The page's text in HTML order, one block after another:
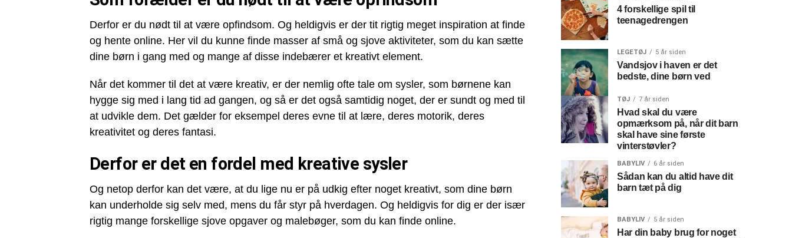
Derfor er du nødt til at være opfindsom. Og heldigvis er der tit rigtig meget inspiration at finde
og hente online. Her vil du kunne finde masser af små og sjove aktiviteter, som du kan sætte
dine børn i gang med og mange af disse indebærer et kreativt element.
Når det kommer til det at være kreativ, er der nemlig ofte tale om sysler, som børnene kan
hygge sig med i lang tid ad gangen, og så er det også samtidig noget, der er sundt og med til
at udvikle dem. Det gælder for eksempel deres evne til at lære, deres motorik, deres
kreativitet og deres fantasi.
Derfor er det en fordel med kreative sysler
Og netop derfor kan det være, at du lige nu er på udkig efter noget kreativt, som dine børn
kan underholde sig selv med, mens du får styr på hverdagen. Og heldigvis for dig er der især
rigtig mange forskellige sjove opgaver og malebøger, som du kan finde online.
4 forskellige spil til
teenagedrengen
LEGETØJ 5 år siden
Vandsjov i haven er det
bedste, dine børn ved
TØJ 7 år siden
Hvad skal du være
opmærksom på, når dit barn
skal have sine første
vinterstøvler?
BABYLIV 6 år siden
Sådan kan du altid have dit
barn tæt på dig
BABYLIV 5 år siden
Har din baby brug for noget